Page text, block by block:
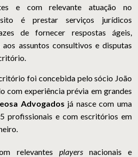
e com relevante atuação no
é prestar serviços jurídicos
de fornecer respostas ágeis,
assuntos consultivos e disputas
foi concebida pelo sócio João
com experiência prévia em grandes
Advogados já nasce com uma
profissionais e com escritórios em
relevantes playersnacionais e